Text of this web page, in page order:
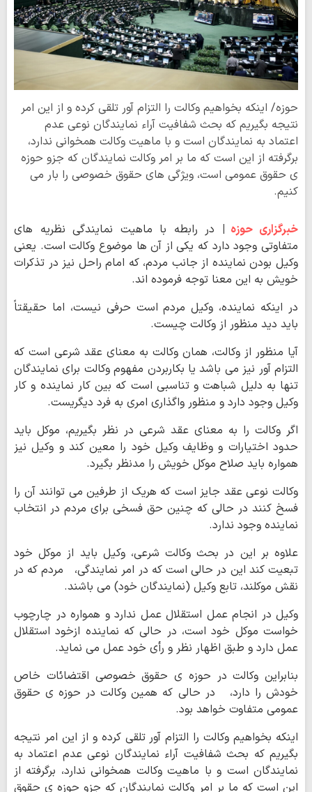
حوزه/ اینکه بخواهیم وکالت را التزام آور تلقی کرده و از این امر
نتیجه بگیریم که بحث شفافیت آراء نمایندگان نوعی عدم
اعتماد به نمایندگان است و با ماهیت وکالت همخوانی ندارد،
برگرفته از این است که ما بر امر وکالت نمایندگان که جزو حوزه
ی حقوق عمومی است، ویژگی های حقوق خصوصی را بار می
کنیم.
خبرگزاری حوزه | در رابطه با ماهیت نمایندگی نظریه های
متفاوتی وجود دارد که یکی از آن ها موضوع وکالت است. یعنی
وکیل بودن نماینده از جانب مردم، که امام راحل نیز در تذکرات
خویش به این معنا توجه فرموده اند.
در اینکه نماینده، وکیل مردم است حرفی نیست، اما حقیقتاً
باید دید منظور از وکالت چیست.
آیا منظور از وکالت، همان وکالت به معنای عقد شرعی است که
التزام آور نیز می باشد یا بکاربردن مفهوم وکالت برای نمایندگان
تنها به دلیل شباهت و تناسبی است که بین کار نماینده و کار
وکیل وجود دارد و منظور واگذاری امری به فرد دیگریست.
اگر وکالت را به معنای عقد شرعی در نظر بگیریم، موکل باید
حدود اختیارات و وظایف وکیل خود را معین کند و وکیل نیز
همواره باید صلاح موکل خویش را مدنظر بگیرد.
وکالت نوعی عقد جایز است که هریک از طرفین می توانند آن را
فسخ کنند در حالی که چنین حق فسخی برای مردم در انتخاب
نماینده وجود ندارد.
علاوه بر این در بحث وکالت شرعی، وکیل باید از موکل خود
تبعیت کند این در حالی است که در امر نمایندگی، مردم که در
نقش موکلند، تابع وکیل (نمایندگان خود) می باشند.
وکیل در انجام عمل استقلال عمل ندارد و همواره در چارچوب
خواست موکل خود است، در حالی که نماینده ازخود استقلال
عمل دارد و طبق اظهار نظر و رأی خود عمل می نماید.
بنابراین وکالت در حوزه ی حقوق خصوصی اقتضائات خاص
خودش را دارد، در حالی که همین وکالت در حوزه ی حقوق
عمومی متفاوت خواهد بود.
اینکه بخواهیم وکالت را التزام آور تلقی کرده و از این امر نتیجه
بگیریم که بحث شفافیت آراء نمایندگان نوعی عدم اعتماد به
نمایندگان است و با ماهیت وکالت همخوانی ندارد، برگرفته از
این است که ما بر امر وکالت نمایندگان که جزو حوزه ی حقوق